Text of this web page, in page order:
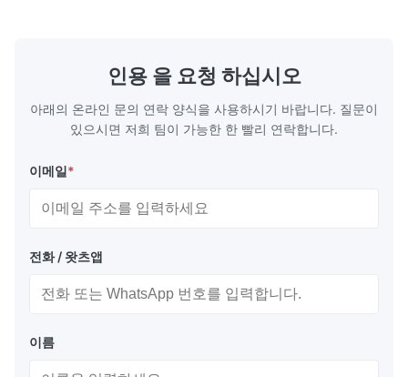
인용 을 요청 하십시오
아래의 온라인 문의 연락 양식을 사용하시기 바랍니다. 질문이
있으시면 저희 팀이 가능한 한 빨리 연락합니다.
이메일*
전화 / 왓츠앱
이름